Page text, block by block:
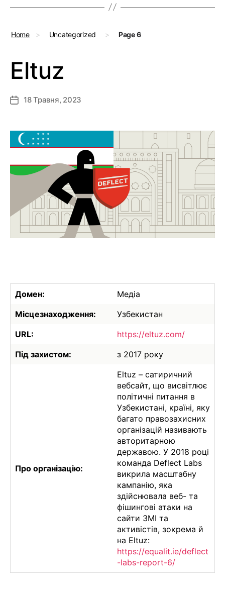
Home > Uncategorized > Page 6
Eltuz
Дата18 Травня, 2023
Домен:
Медіа
Місцезнаходження:
Узбекистан
URL:
https://eltuz.com/
Під захистом:
з 2017 року
Про організацію:
Eltuz – сатиричний
вебсайт, що висвітлює
політичні питання в
Узбекистані, країні, яку
багато правозахисних
організацій називають
авторитарною
державою. У 2018 році
команда Deflect Labs
викрила масштабну
кампанію, яка
здійснювала веб- та
фішингові атаки на
сайти ЗМІ та
активістів, зокрема й
на Eltuz:
https://equalit.ie/deflect
-labs-report-6/